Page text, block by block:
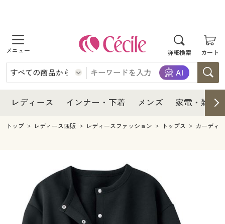
詳細検索 カート
商品を探す
レディース
レディースファッション
インナー・下着
インナー・下着通販すべて
メンズ下着
ジュニア・ティーンズ下着
メンズ
メンズファッション
メンズ下着
家電・雑貨すべて
家電
寝具・インテリア・家具
寝具・インテリア・家具通販すべて
美容・健康
レディース インナー・下着 メンズ 家電・雑貨
レディース
レディース通販すべて
レディースファッション
インナー・下着
インナー・下着通販すべて
ジュニア・ティーンズ下着
メンズ
メンズ下着
キッチン・雑貨・日用品
寝具・インテリア・家具通販すべて
家具・収納
美容・健康
美容・健康通販すべて
制服・スクール
トップ レディース通販 レディースファッション トップス カーディ